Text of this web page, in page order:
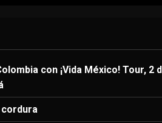
Modric:
con ¡Vida México! Tour, 2
cordura